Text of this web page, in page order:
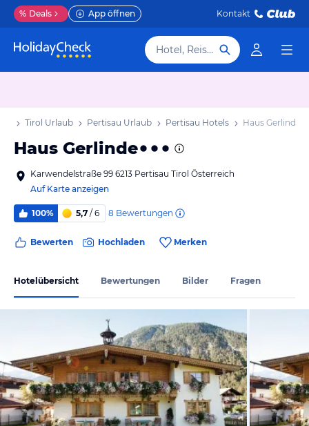
% Deals App öffnen Kontakt
Hotel, Reiseziel
Tirol Urlaub Pertisau Urlaub Pertisau Hotels Haus Gerlinde
Haus Gerlinde
Karwendelstraße 99 6213 Pertisau Tirol Österreich
Auf Karte anzeigen
100% 5,7 / 6 8 Bewertungen
Bewerten Hochladen Merken
Hotelübersicht Bewertungen Bilder Fragen